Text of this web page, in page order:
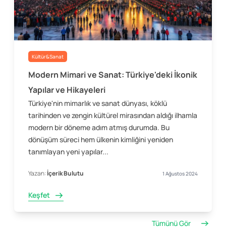
Kültür&Sanat
Modern Mimari ve Sanat: Türkiye'deki İkonik
Yapılar ve Hikayeleri
Türkiye'nin mimarlık ve sanat dünyası, köklü
tarihinden ve zengin kültürel mirasından aldığı ilhamla
modern bir döneme adım atmış durumda. Bu
dönüşüm süreci hem ülkenin kimliğini yeniden
tanımlayan yeni yapılar...
Yazan:İçerik Bulutu 1 Ağustos 2024
Keşfet
Tümünü Gör